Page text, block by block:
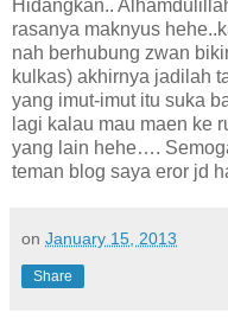
Hidangkan..
rasanya maknyus
nah berhubung zwan
kulkas) akhirnya jadilah
yang imut-imut itu suka
lagi kalau mau maen ke
yang lain hehe….
teman blog saya eror jd
on January 15, 2013
Share